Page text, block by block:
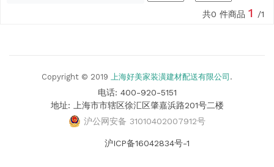
共0 件商品 1 /1
Copyright © 2019 上海好美家装潢建材配送有限公司 .
电话: 400-920-5151
地址: 上海市市辖区徐汇区肇嘉浜路201号二楼
沪公网安备 31010402007912号
沪ICP备16042834号-1